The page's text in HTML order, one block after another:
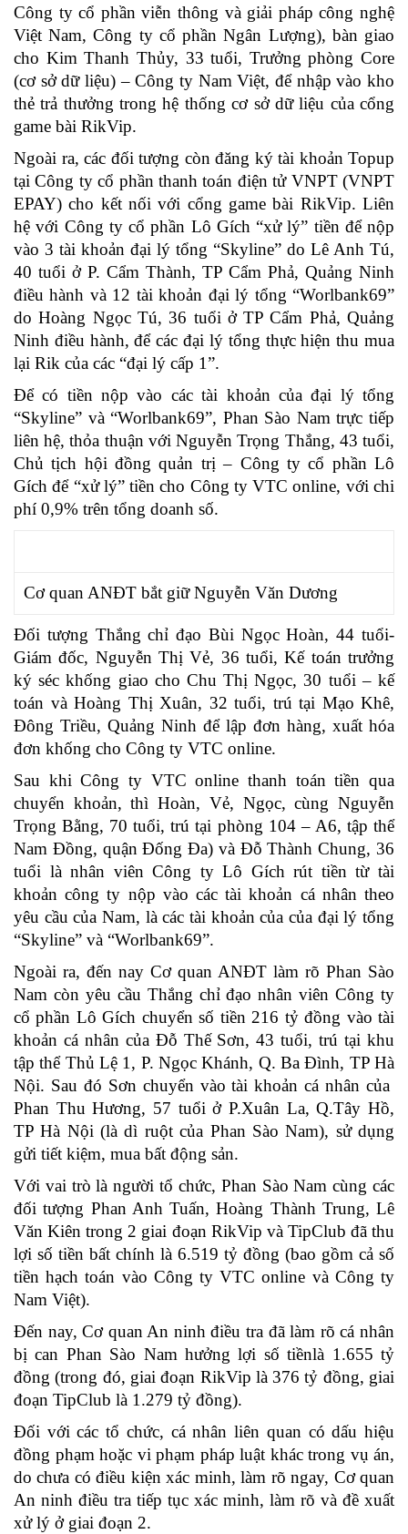
Công ty cổ phần viễn thông và giải pháp công nghệ
Việt Nam, Công ty cổ phần Ngân Lượng), bàn giao
cho Kim Thanh Thủy, 33 tuổi, Trưởng phòng Core
(cơ sở dữ liệu) – Công ty Nam Việt, để nhập vào kho
thẻ trả thưởng trong hệ thống cơ sở dữ liệu của cổng
game bài RikVip.
Ngoài ra, các đối tượng còn đăng ký tài khoản Topup
tại Công ty cổ phần thanh toán điện tử VNPT (VNPT
EPAY) cho kết nối với cổng game bài RikVip. Liên
hệ với Công ty cổ phần Lô Gích “xử lý” tiền để nộp
vào 3 tài khoản đại lý tổng “Skyline” do Lê Anh Tú,
40 tuổi ở P. Cẩm Thành, TP Cẩm Phả, Quảng Ninh
điều hành và 12 tài khoản đại lý tổng “Worlbank69”
do Hoàng Ngọc Tú, 36 tuổi ở TP Cẩm Phả, Quảng
Ninh điều hành, để các đại lý tổng thực hiện thu mua
lại Rik của các “đại lý cấp 1”.
Để có tiền nộp vào các tài khoản của đại lý tổng
“Skyline” và “Worlbank69”, Phan Sào Nam trực tiếp
liên hệ, thỏa thuận với Nguyễn Trọng Thắng, 43 tuổi,
Chủ tịch hội đồng quản trị – Công ty cổ phần Lô
Gích để “xử lý” tiền cho Công ty VTC online, với chi
phí 0,9% trên tổng doanh số.
Cơ quan ANĐT bắt giữ Nguyễn Văn Dương
Đối tượng Thắng chỉ đạo Bùi Ngọc Hoàn, 44 tuổi-
Giám đốc, Nguyễn Thị Vẻ, 36 tuổi, Kế toán trưởng
ký séc khống giao cho Chu Thị Ngọc, 30 tuổi – kế
toán và Hoàng Thị Xuân, 32 tuổi, trú tại Mạo Khê,
Đông Triều, Quảng Ninh để lập đơn hàng, xuất hóa
đơn khống cho Công ty VTC online.
Sau khi Công ty VTC online thanh toán tiền qua
chuyển khoản, thì Hoàn, Vẻ, Ngọc, cùng Nguyễn
Trọng Bằng, 70 tuổi, trú tại phòng 104 – A6, tập thể
Nam Đồng, quận Đống Đa) và Đỗ Thành Chung, 36
tuổi là nhân viên Công ty Lô Gích rút tiền từ tài
khoản công ty nộp vào các tài khoản cá nhân theo
yêu cầu của Nam, là các tài khoản của của đại lý tổng
“Skyline” và “Worlbank69”.
Ngoài ra, đến nay Cơ quan ANĐT làm rõ Phan Sào
Nam còn yêu cầu Thắng chỉ đạo nhân viên Công ty
cổ phần Lô Gích chuyển số tiền 216 tỷ đồng vào tài
khoản cá nhân của Đỗ Thế Sơn, 43 tuổi, trú tại khu
tập thể Thủ Lệ 1, P. Ngọc Khánh, Q. Ba Đình, TP Hà
Nội. Sau đó Sơn chuyển vào tài khoản cá nhân của
Phan Thu Hương, 57 tuổi ở P.Xuân La, Q.Tây Hồ,
TP Hà Nội (là dì ruột của Phan Sào Nam), sử dụng
gửi tiết kiệm, mua bất động sản.
Với vai trò là người tổ chức, Phan Sào Nam cùng các
đối tượng Phan Anh Tuấn, Hoàng Thành Trung, Lê
Văn Kiên trong 2 giai đoạn RikVip và TipClub đã thu
lợi số tiền bất chính là 6.519 tỷ đồng (bao gồm cả số
tiền hạch toán vào Công ty VTC online và Công ty
Nam Việt).
Đến nay, Cơ quan An ninh điều tra đã làm rõ cá nhân
bị can Phan Sào Nam hưởng lợi số tiềnlà 1.655 tỷ
đồng (trong đó, giai đoạn RikVip là 376 tỷ đồng, giai
đoạn TipClub là 1.279 tỷ đồng).
Đối với các tổ chức, cá nhân liên quan có dấu hiệu
đồng phạm hoặc vi phạm pháp luật khác trong vụ án,
do chưa có điều kiện xác minh, làm rõ ngay, Cơ quan
An ninh điều tra tiếp tục xác minh, làm rõ và đề xuất
xử lý ở giai đoạn 2.